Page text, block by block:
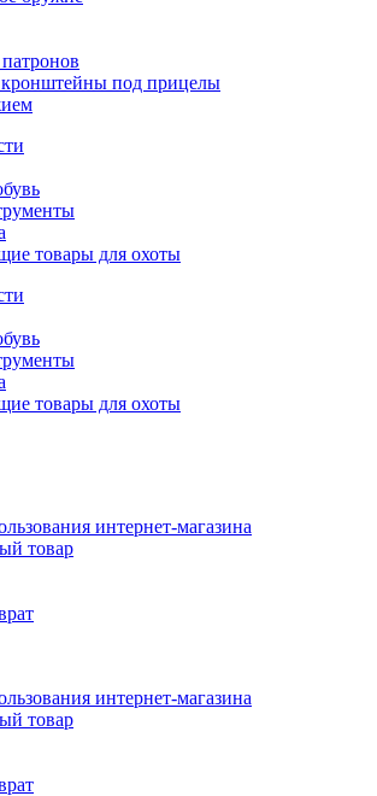
под прицелы
товары для охоты
товары для охоты
интернет-магазина
товар
интернет-магазина
товар